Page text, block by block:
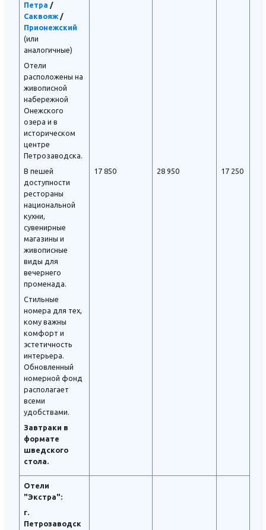
Петра /
Саквояж /
Прионежский
(или
аналогичные)
Отели
расположены на
живописной
набережной
Онежского
озера и в
историческом
центре
Петрозаводска.
В пешей
доступности
рестораны
национальной
кухни,
сувенирные
магазины и
живописные
виды для
вечернего
променада.
Стильные
номера для тех,
кому важны
комфорт и
эстетичность
интерьера.
Обновленный
номерной фонд
располагает
всеми
удобствами.
Завтраки в
формате
шведского
стола.
17 850 28 950 17 250
Отели
"Экстра":
г.
Петрозаводск